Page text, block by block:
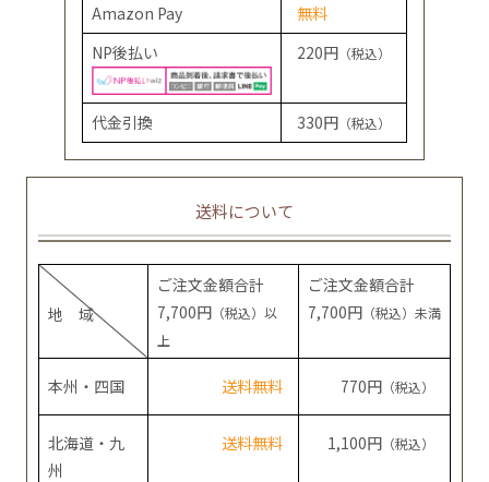
Amazon Pay
無料
NP後払い
220円 （税込）
代金引換 330円 （税込）
送料について
地 域
ご注文金額合計
7,700円 （税込）以
上
ご注文金額合計
7,700円 （税込）未満
本州・四国 送料無料 770円 （税込）
北海道・九
州
送料無料 1,100円 （税込）